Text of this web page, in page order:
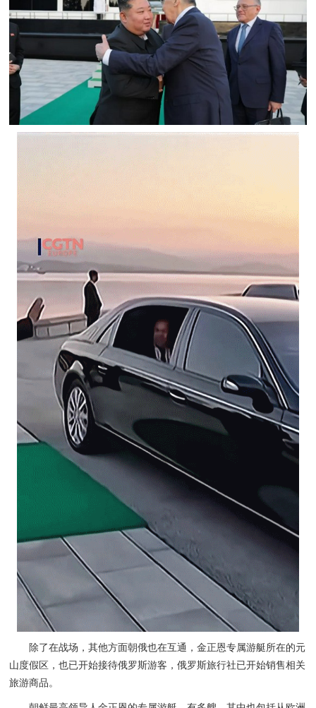
除了在战场，其他方面朝俄也在互通，金正恩专属游艇所在的元
山度假区，也已开始接待俄罗斯游客，俄罗斯旅行社已开始销售相关
旅游商品。